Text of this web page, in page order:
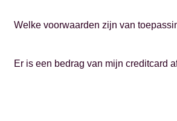
Welke voorwaarden zijn van
Er is een bedrag van mijn creditcard